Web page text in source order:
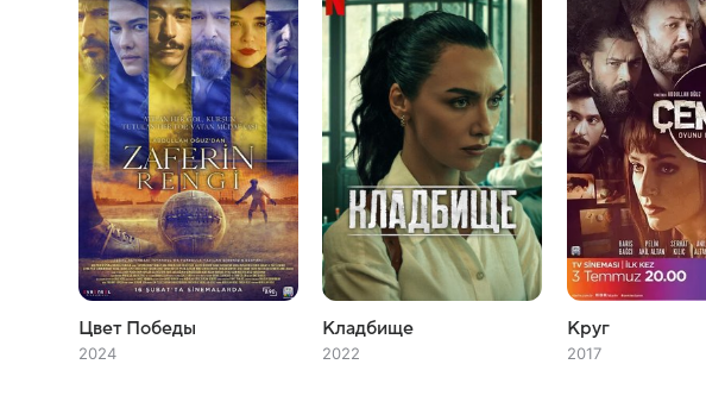
Цвет Победы
2024
Кладбище
2022
Круг
2017